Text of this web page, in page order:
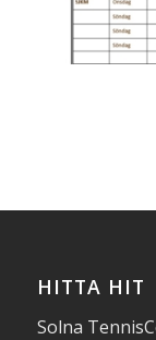
HITTA HIT
Solna